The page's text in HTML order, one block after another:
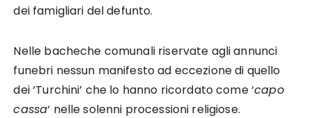
dei famigliari del defunto.
Nelle bacheche comunali riservate agli annunci
funebri nessun manifesto ad eccezione di quello
dei ‘Turchini’ che lo hanno ricordato come ‘capo
cassa‘ nelle solenni processioni religiose.